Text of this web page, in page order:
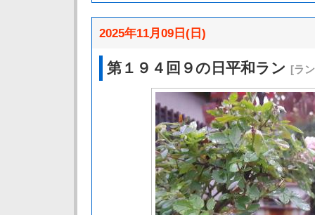
2025年11月09日(日)
第１９４回９の日平和ラン [ラ